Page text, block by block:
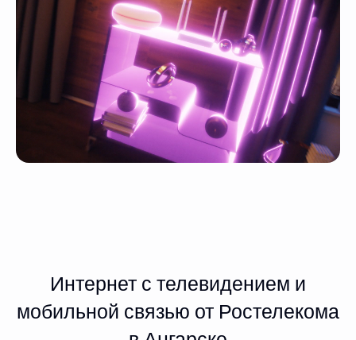
Интернет с телевидением и
мобильной связью от Ростелекома